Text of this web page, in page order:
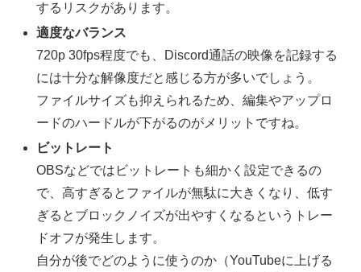
するリスクがあります。
適度なバランス
720p 30fps程度でも、Discord通話の映像を記録する
には十分な解像度だと感じる方が多いでしょう。
ファイルサイズも抑えられるため、編集やアップロ
ードのハードルが下がるのがメリットですね。
ビットレート
OBSなどではビットレートも細かく設定できるの
で、高すぎるとファイルが無駄に大きくなり、低す
ぎるとブロックノイズが出やすくなるというトレー
ドオフが発生します。
自分が後でどのように使うのか（YouTubeに上げる